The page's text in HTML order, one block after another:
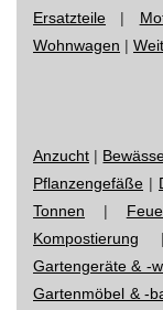
Ersatzteile |
Wohnwagen |
Anzucht |
Pflanzengefäße |
Tonnen |
Kompostierung
Gartengeräte & -
Gartenmöbel & -